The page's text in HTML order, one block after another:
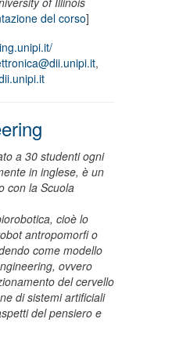
del corso]
,
a 30 studenti ogni
in inglese, è un
con la Scuola
cioè lo
antropomorfi o
come modello
ovvero
del cervello
di sistemi artificiali
del pensiero e